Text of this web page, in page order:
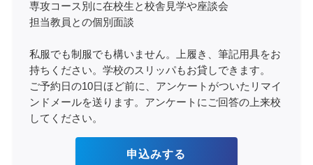
専攻コース別に在校生と校舎見学や座談会
担当教員との個別面談
私服でも制服でも構いません。上履き、筆記用具をお
持ちください。学校のスリッパもお貸しできます。
ご予約日の10日ほど前に、アンケートがついたリマイ
ンドメールを送ります。アンケートにご回答の上来校
してください。
申込みする